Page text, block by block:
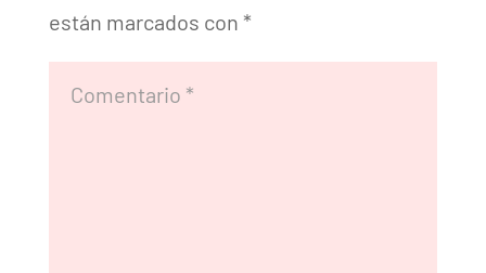
están marcados con *